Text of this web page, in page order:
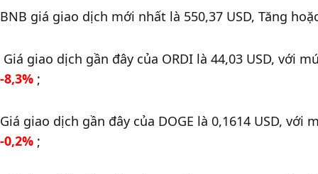
BNB giá giao dịch mới nhất là 550,37 USD, Tăng
-8,3% ;
-0,2% ;